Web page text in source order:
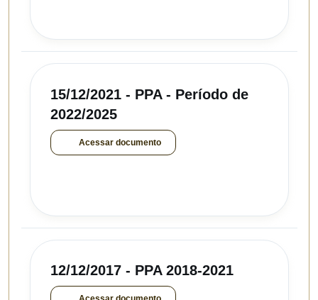
15/12/2021 - PPA - Período de
2022/2025
Acessar documento
12/12/2017 - PPA 2018-2021